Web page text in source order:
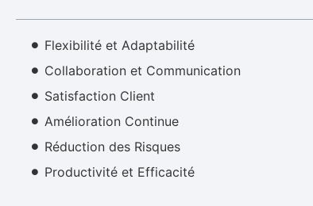
Flexibilité et Adaptabilité
Collaboration et Communication
Satisfaction Client
Amélioration Continue
Réduction des Risques
Productivité et Efficacité